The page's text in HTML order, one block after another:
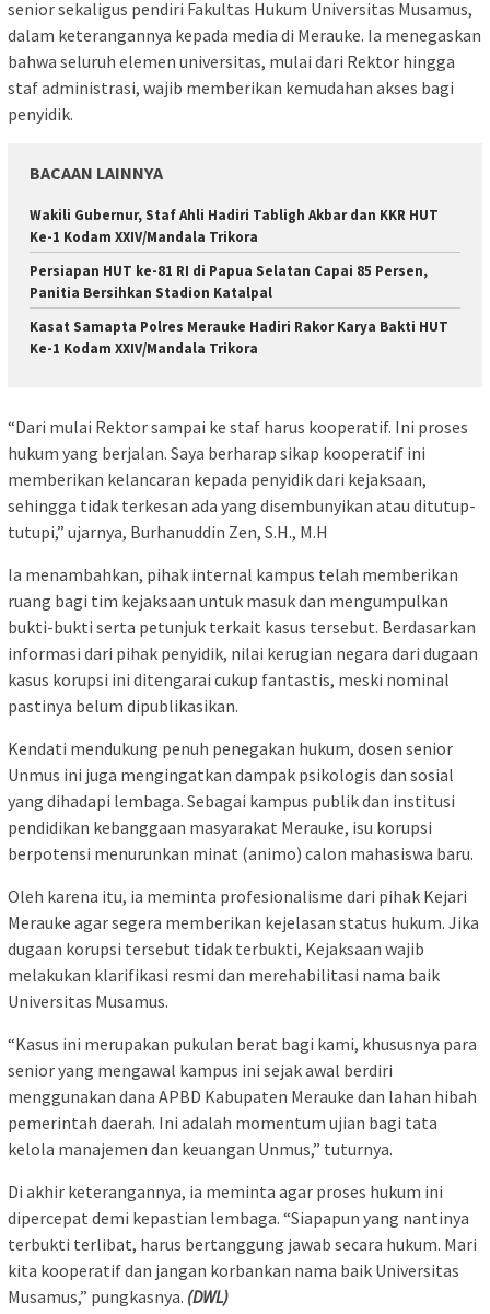
senior sekaligus pendiri Fakultas Hukum Universitas Musamus,
dalam keterangannya kepada media di Merauke. Ia menegaskan
bahwa seluruh elemen universitas, mulai dari Rektor hingga
staf administrasi, wajib memberikan kemudahan akses bagi
penyidik.
BACAAN LAINNYA
Wakili Gubernur, Staf Ahli Hadiri Tabligh Akbar dan KKR HUT
Ke-1 Kodam XXIV/Mandala Trikora
Persiapan HUT ke-81 RI di Papua Selatan Capai 85 Persen,
Panitia Bersihkan Stadion Katalpal
Kasat Samapta Polres Merauke Hadiri Rakor Karya Bakti HUT
Ke-1 Kodam XXIV/Mandala Trikora
“Dari mulai Rektor sampai ke staf harus kooperatif. Ini proses
hukum yang berjalan. Saya berharap sikap kooperatif ini
memberikan kelancaran kepada penyidik dari kejaksaan,
sehingga tidak terkesan ada yang disembunyikan atau ditutup-
tutupi,” ujarnya, Burhanuddin Zen, S.H., M.H
Ia menambahkan, pihak internal kampus telah memberikan
ruang bagi tim kejaksaan untuk masuk dan mengumpulkan
bukti-bukti serta petunjuk terkait kasus tersebut. Berdasarkan
informasi dari pihak penyidik, nilai kerugian negara dari dugaan
kasus korupsi ini ditengarai cukup fantastis, meski nominal
pastinya belum dipublikasikan.
Kendati mendukung penuh penegakan hukum, dosen senior
Unmus ini juga mengingatkan dampak psikologis dan sosial
yang dihadapi lembaga. Sebagai kampus publik dan institusi
pendidikan kebanggaan masyarakat Merauke, isu korupsi
berpotensi menurunkan minat (animo) calon mahasiswa baru.
Oleh karena itu, ia meminta profesionalisme dari pihak Kejari
Merauke agar segera memberikan kejelasan status hukum. Jika
dugaan korupsi tersebut tidak terbukti, Kejaksaan wajib
melakukan klarifikasi resmi dan merehabilitasi nama baik
Universitas Musamus.
“Kasus ini merupakan pukulan berat bagi kami, khususnya para
senior yang mengawal kampus ini sejak awal berdiri
menggunakan dana APBD Kabupaten Merauke dan lahan hibah
pemerintah daerah. Ini adalah momentum ujian bagi tata
kelola manajemen dan keuangan Unmus,” tuturnya.
Di akhir keterangannya, ia meminta agar proses hukum ini
dipercepat demi kepastian lembaga. “Siapapun yang nantinya
terbukti terlibat, harus bertanggung jawab secara hukum. Mari
kita kooperatif dan jangan korbankan nama baik Universitas
Musamus,” pungkasnya. (DWL)